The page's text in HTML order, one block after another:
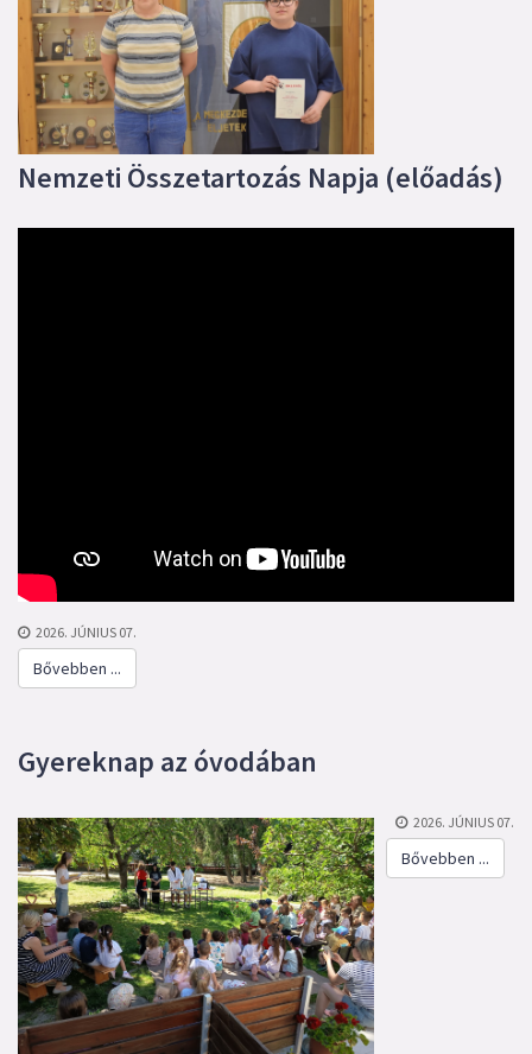
Nemzeti Összetartozás Napja (előadás)
2026. JÚNIUS 07.
Bővebben ...
Gyereknap az óvodában
2026. JÚNIUS 07.
Bővebben ...